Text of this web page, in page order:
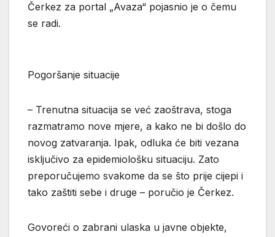
Čerkez za portal „Avaza“ pojasnio je o čemu
se radi.
Pogoršanje situacije
– Trenutna situacija se već zaoštrava, stoga
razmatramo nove mjere, a kako ne bi došlo do
novog zatvaranja. Ipak, odluka će biti vezana
isključivo za epidemiološku situaciju. Zato
preporučujemo svakome da se što prije cijepi i
tako zaštiti sebe i druge – poručio je Čerkez.
Govoreći o zabrani ulaska u javne objekte,